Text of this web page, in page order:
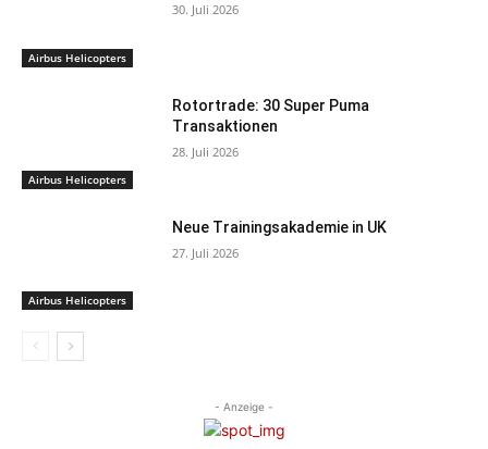
Airbus Helicopters
30. Juli 2026
Airbus Helicopters
Rotortrade: 30 Super Puma
Transaktionen
28. Juli 2026
Airbus Helicopters
Neue Trainingsakademie in UK
27. Juli 2026
- Anzeige -